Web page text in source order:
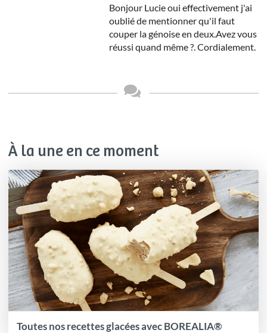
Bonjour Lucie oui effectivement j'ai
oublié de mentionner qu'il faut
couper la génoise en deux.Avez vous
réussi quand même ?. Cordialement.
À la une en ce moment
Toutes nos recettes glacées avec BOREALIA®